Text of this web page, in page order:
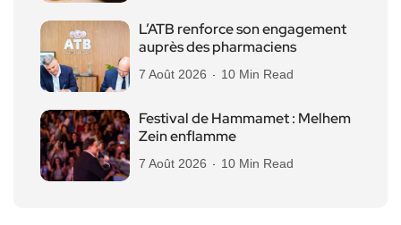
L’ATB renforce son engagement
auprès des pharmaciens
7 Août 2026 10 Min Read
Festival de Hammamet : Melhem
Zein enflamme
7 Août 2026 10 Min Read